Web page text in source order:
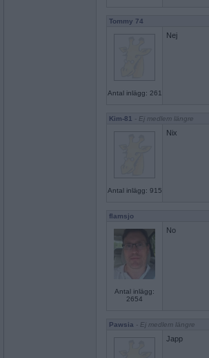
Tommy 74
Antal inlägg: 261
Nej
Kim-81 - Ej medlem längre
Antal inlägg: 915
Nix
flamsjo
Antal inlägg:
2654
No
Pawsia - Ej medlem längre
Japp